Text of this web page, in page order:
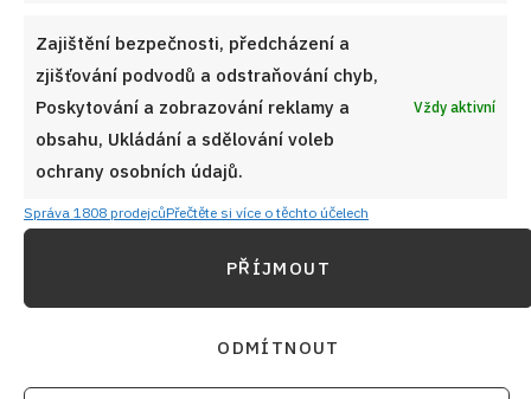
Zajištění bezpečnosti, předcházení a
zjišťování podvodů a odstraňování chyb,
Poskytování a zobrazování reklamy a
obsahu, Ukládání a sdělování voleb
ochrany osobních údajů.
Vždy aktivní
Správa 1808 prodejcůPřečtěte si více o těchto účelech
PŘÍJMOUT
ODMÍTNOUT